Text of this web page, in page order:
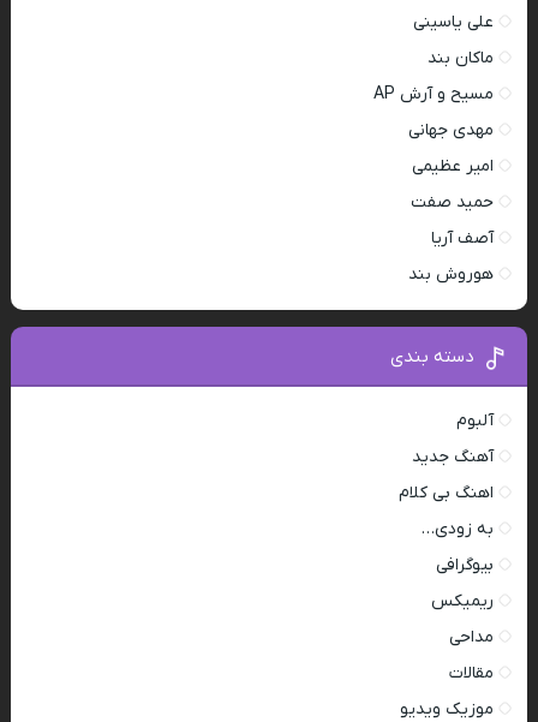
علی یاسینی
ماکان بند
مسیح و آرش AP
مهدی جهانی
امیر عظیمی
حمید صفت
آصف آریا
هوروش بند
دسته بندی
آلبوم
آهنگ جدید
اهنگ بی کلام
به زودی…
بیوگرافی
ریمیکس
مداحی
مقالات
موزیک ویدیو